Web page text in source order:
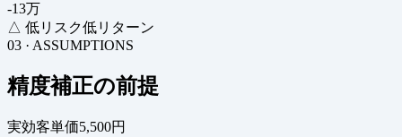
-13万
△ 低リスク低リターン
03 · ASSUMPTIONS
精度補正の前提
実効客単価5,500円